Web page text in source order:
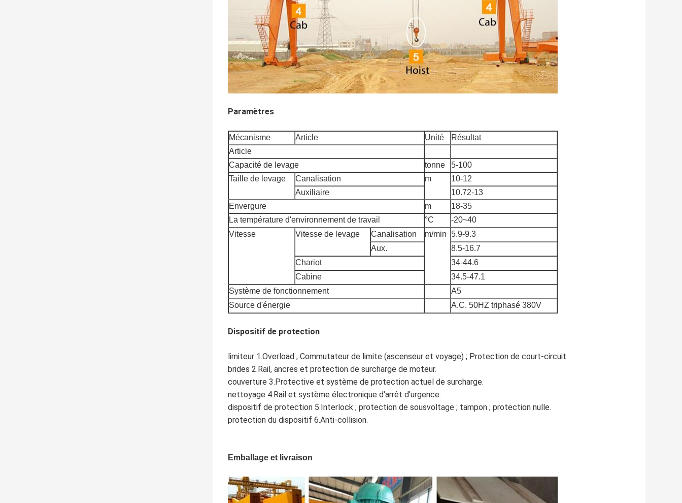
Paramètres
Mécanisme Article Unité
Résultat
Article
Capacité de levage
tonne
5-100
Taille de levage
Canalisation m
10-12
Auxiliaire
10.72-13
Envergure
m
18-35
La température d'environnement de travail
°C
-20~40
Vitesse
Vitesse de levage Canalisation m/min 5.9-9.3
Aux.
8.5-16.7
Chariot
34-44.6
Cabine
34.5-47.1
Système de fonctionnement
A5
Source d'énergie
A.C. 50HZ triphasé 380V
Dispositif de protection
limiteur 1.Overload ; Commutateur de limite (ascenseur et voyage) ; Protection de court-circuit.
brides 2.Rail, ancres et protection de surcharge de moteur.
couverture 3.Protective et système de protection actuel de surcharge.
nettoyage 4.Rail et système électronique d'arrêt d'urgence.
dispositif de protection 5.Interlock ; protection de sousvoltage ; tampon ; protection nulle.
protection du dispositif 6.Anti-collision.
Emballage et livraison